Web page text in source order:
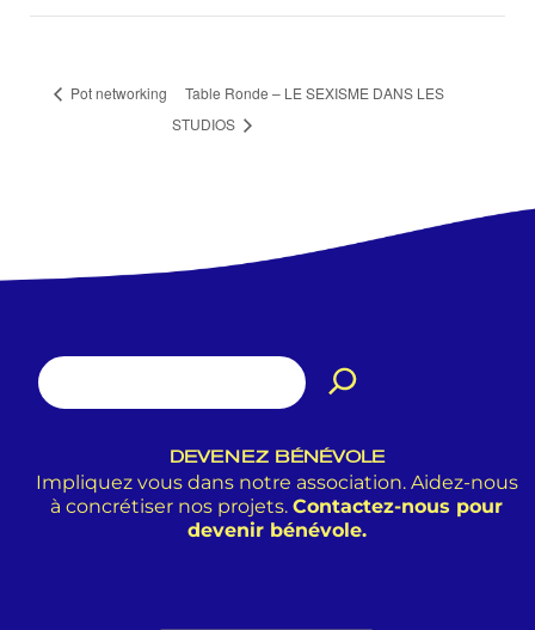
Pot networking
Table Ronde – LE SEXISME DANS LES
STUDIOS
DEVENEZ BÉNÉVOLE
Impliquez vous dans notre association. Aidez-nous
à concrétiser nos projets. Contactez-nous pour
devenir bénévole.